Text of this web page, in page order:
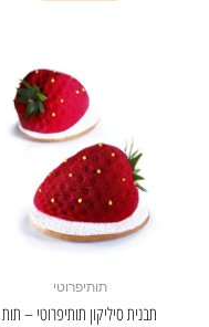
תותיפרוטי
תבנית סיליקון תותיפרוטי – תות